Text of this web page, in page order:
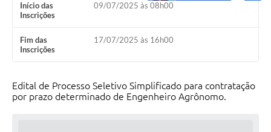
Início das
Inscrições
09/07/2025 às 08h00
Fim das
Inscrições
17/07/2025 às 16h00
Edital de Processo Seletivo Simplificado para contratação
por prazo determinado de Engenheiro Agrônomo.